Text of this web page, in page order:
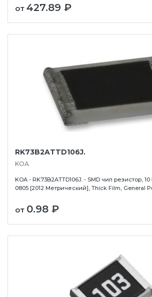
от 427.89 ₽
RK73B2ATTD106J.
KOA
KOA - RK73B2ATTD106J. - SMD чип резистор,
0805 [2012 Метрический], Thick Film, General
от 0.98 ₽